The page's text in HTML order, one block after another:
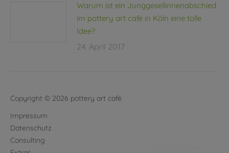
Warum ist ein Junggesellinnenabschied
im pottery art café in Köln eine tolle
Idee?
24. April 2017
Copyright © 2026 pottery art café
Impressum
Datenschutz
Consulting